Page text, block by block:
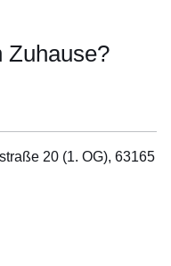
Zuhause?
20 (1. OG), 63165